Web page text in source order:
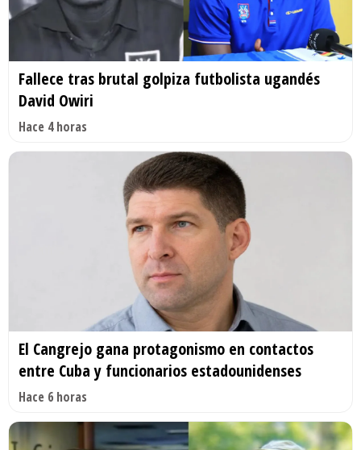
Fallece tras brutal golpiza futbolista ugandés
David Owiri
Hace 4 horas
El Cangrejo gana protagonismo en contactos
entre Cuba y funcionarios estadounidenses
Hace 6 horas